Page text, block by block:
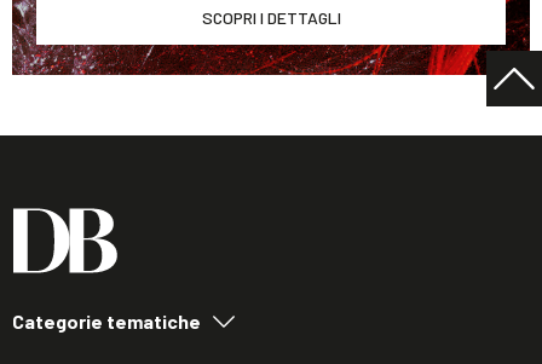
SCOPRI I DETTAGLI
Categorie tematiche